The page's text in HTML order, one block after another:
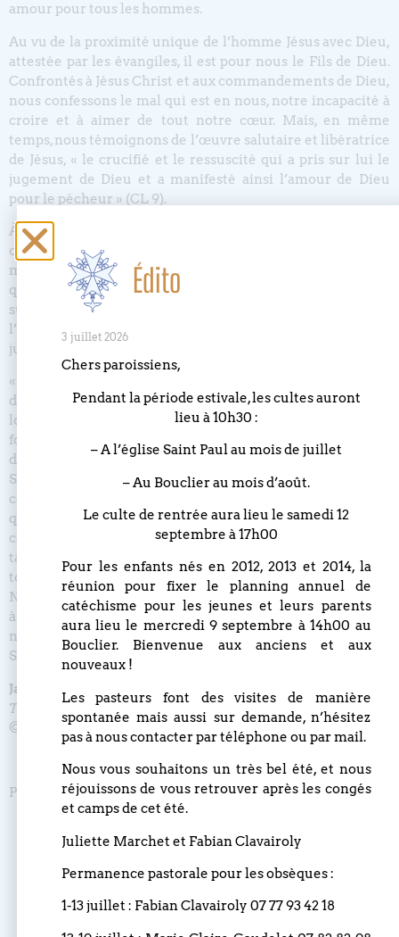
amour pour tous les hommes.
Au vu de la proximité unique de l’homme Jésus avec Dieu,
attestée par les évangiles, il est pour nous le Fils de Dieu.
Confrontés à Jésus Christ et aux commandements de Dieu,
nous confessons le mal qui est en nous, notre incapacité à
croire et à aimer de tout notre cœur. Mais, en même
temps, nous témoignons de l’œuvre salutaire et libératrice
de Jésus, « le crucifié et le ressuscité qui a pris sur lui le
jugement de Dieu et a manifesté ainsi l’amour de Dieu
pour le pécheur » (CL 9).
À la suite, en particulier, de l’apôtre Paul, les Réformateurs
ont exprimé l’œuvre de salut réalisée par le Christ par le
message de la justification par la foi. Celui-ci proclame,
qu’en Jésus Christ, par la grâce seule, et au moyen de la foi,
suscitée par la Parole et le Saint-Esprit, Dieu accueille
l’homme pécheur sans condition et le considère comme
juste.
« Celui qui met sa confiance en l’Évangile est justifié
devant Dieu à cause de Christ et libéré de l’accusation de la
loi » (CL 10). Ce message, exprimé encore sous d’autres
formes dans la Bible, est pour nous central dans la vie et
dans la proclamation de l’Évangile : Jésus Christ est
Sauveur. La Concorde de Leuenberg a voulu reprendre « la
conviction commune aux confessions de foi de la Réforme
que l’exclusive médiation salvatrice de Jésus Christ est le
centre de l’Écriture et que l’annonce de la justification, en
tant qu’annonce de la libre grâce de Dieu, est la norme de
toute prédication de l’Église » (CL 12).
Nos Églises proclament la seigneurie de Jésus Christ. Assis
à la droite de Dieu, il participe à son action souveraine. Et
nous attendons le retour de Jésus Christ, Seigneur et
Sauveur.
Jalons pour vivre, croire et témoigner ensemble
Témoins de Dieu-> Nous témoignons de Jésus le Christ
©
UEPAL
Partagez cet événement
Publié le 26 janvier 2022
Édito
3 juillet 2026
Chers paroissiens,
Pendant la période estivale, les cultes auront
lieu à 10h30 :
– A l’église Saint Paul au mois de juillet
– Au Bouclier au mois d’août.
Le culte de rentrée aura lieu le samedi 12
septembre à 17h00
Pour les enfants nés en 2012, 2013 et 2014, la
réunion pour fixer le planning annuel de
catéchisme pour les jeunes et leurs parents
aura lieu le mercredi 9 septembre à 14h00 au
Bouclier. Bienvenue aux anciens et aux
nouveaux !
Les pasteurs font des visites de manière
spontanée mais aussi sur demande, n’hésitez
pas à nous contacter par téléphone ou par mail.
Nous vous souhaitons un très bel été, et nous
réjouissons de vous retrouver après les congés
et camps de cet été.
Juliette Marchet et Fabian Clavairoly
Permanence pastorale pour les obsèques :
1-13 juillet : Fabian Clavairoly 07 77 93 42 18